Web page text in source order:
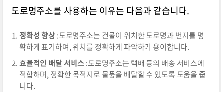
도로명주소를 사용하는 이유는 다음과 같습니다.
정확성 향상:도로명주소는 건물이 위치한 도로명과 번지를 명
확하게 표기하여, 위치를 정확하게 파악하기 용이합니다.
효율적인 배달 서비스:도로명주소는 택배 등의 배송 서비스에
적합하며, 정확한 목적지로 물품을 배달할 수 있도록 도움을 줍
니다.